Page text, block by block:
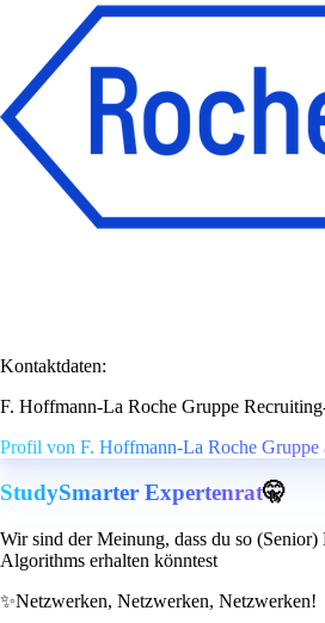
Kontaktdaten:
F. Hoffmann-La Roche Gruppe
Profil von F. Hoffmann-La Roche Gruppe
StudySmarter Expertenrat🤫
Wir sind der Meinung, dass du so
Algorithms erhalten könntest
✨Netzwerken, Netzwerken, Netzwerken!